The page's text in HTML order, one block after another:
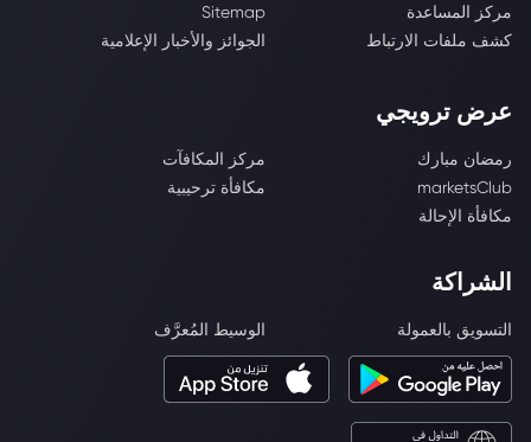
مركز المساعدة
Sitemap
كشف ملفات الارتباط
الجوائز والأخبار الإعلامية
عرض ترويجي
رمضان مبارك
مركز المكافآت
marketsClub
مكافأة ترحيبية
مكافأة الإحالة
الشراكة
التسويق بالعمولة الوسيط المُعرَّف